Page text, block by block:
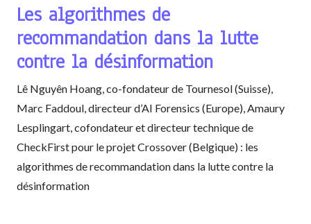
Les algorithmes de
recommandation dans la lutte
contre la désinformation
Lê Nguyên Hoang, co-fondateur de Tournesol (Suisse),
Marc Faddoul, directeur d’AI Forensics (Europe), Amaury
Lesplingart, cofondateur et directeur technique de
CheckFirst pour le projet Crossover (Belgique) : les
algorithmes de recommandation dans la lutte contre la
désinformation